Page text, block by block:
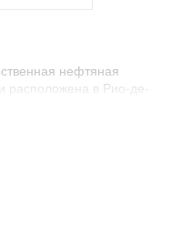
нефтяная
расположена в Рио-де-
катастрофы на
вытекло
3 180 тонн). Для